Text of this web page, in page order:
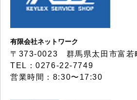
有限会社ネットワーク
〒373-0023 群馬県太田市富若
TEL：0276-22-7749
営業時間：8:30〜17:30